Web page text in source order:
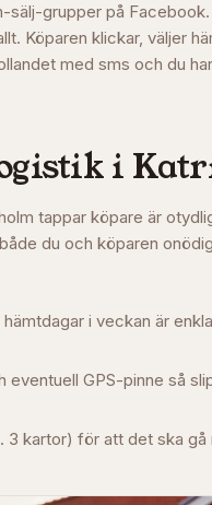
grupper på
Köparen klickar, väljer
med sms och du
i
tappar köpare är
du och köparen
i veckan är
GPS-pinne så
3 kartor) för att det ska